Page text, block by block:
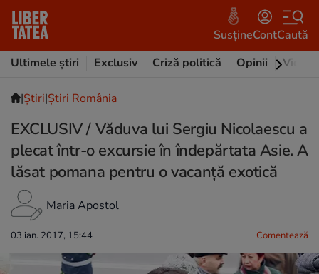
SusțineContCaută
Ultimele știri
Exclusiv Criză politică Opinii Video
|Ştiri|Știri România
EXCLUSIV / Văduva lui Sergiu Nicolaescu a
plecat într-o excursie în îndepărtata Asie. A
lăsat pomana pentru o vacanță exotică
Maria Apostol
03 ian. 2017, 15:44 Comentează